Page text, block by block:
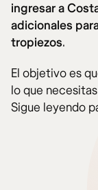
ingresar a
adicionales
tropiezos.
El objetivo es
lo que
Sigue leyendo